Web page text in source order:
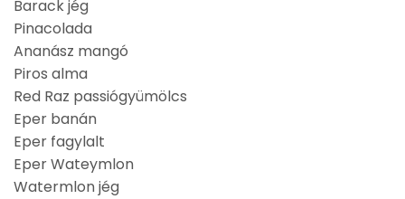
Barack jég
Pinacolada
Ananász mangó
Piros alma
Red Raz passiógyümölcs
Eper banán
Eper fagylalt
Eper Wateymlon
Watermlon jég